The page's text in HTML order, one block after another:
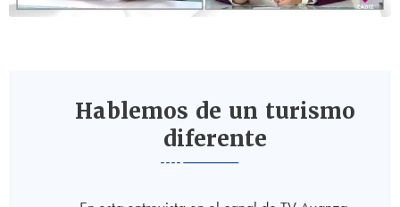
Hablemos de un turismo
diferente